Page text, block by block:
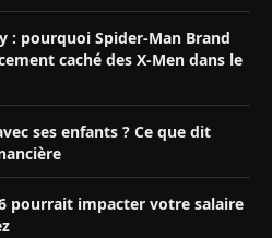
: pourquoi Spider-Man Brand
caché des X-Men dans le
ses enfants ? Ce que dit
pourrait impacter votre salaire